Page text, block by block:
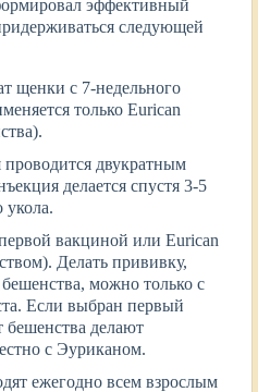
эффективный
следующей
щенки с 7-недельного
только Eurican
двукратным
делается спустя 3-5
укола.
вакциной или Eurican
Делать прививку,
можно только с
Если выбран первый
бешенства делают
с Эуриканом.
ежегодно всем взрослым